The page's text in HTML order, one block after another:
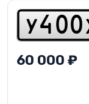
y 4 0 0
60 000 ₽